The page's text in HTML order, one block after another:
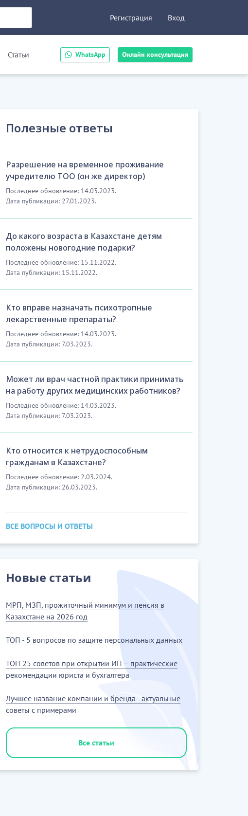
WhatsApp Онлайн консультация
Регистрация Вход
Статьи
Полезные ответы
Разрешение на временное проживание
учредителю ТОО (он же директор)
Последнее обновление: 14.03.2023.
Дата публикации: 27.01.2023.
До какого возраста в Казахстане детям
положены новогодние подарки?
Последнее обновление: 15.11.2022.
Дата публикации: 15.11.2022.
Кто вправе назначать психотропные
лекарственные препараты?
Последнее обновление: 14.03.2023.
Дата публикации: 7.03.2023.
Может ли врач частной практики принимать
на работу других медицинских работников?
Последнее обновление: 14.03.2023.
Дата публикации: 7.03.2023.
Кто относится к нетрудоспособным
гражданам в Казахстане?
Последнее обновление: 2.03.2024.
Дата публикации: 26.03.2023.
ВСЕ ВОПРОСЫ И ОТВЕТЫ
Новые статьи
МРП, МЗП, прожиточный минимум и пенсия в
Казахстане на 2026 год
ТОП - 5 вопросов по защите персональных данных
ТОП 25 советов при открытии ИП – практические
рекомендации юриста и бухгалтера
Лучшее название компании и бренда - актуальные
советы с примерами
Все статьи